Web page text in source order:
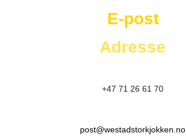
E-post
Adresse
+47 71 26 61 70
post@westadstorkjokken.no